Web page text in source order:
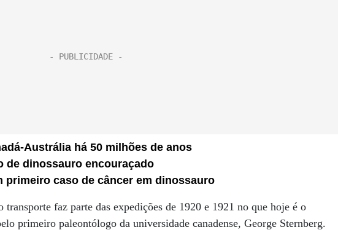
Austrália há 50 milhões de anos
de dinossauro encouraçado
primeiro caso de câncer em dinossauro
transporte faz parte das expedições de 1920 e 1921 no que hoje é o
primeiro paleontólogo da universidade canadense, George Sternberg.